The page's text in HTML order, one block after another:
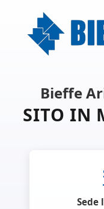
Bieffe
SITO IN
Sede